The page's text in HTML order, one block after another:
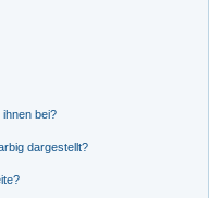
bei?
dargestellt?